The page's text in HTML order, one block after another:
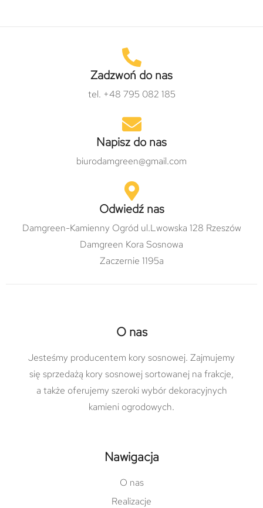
Zadzwoń do nas
tel. +48 795 082 185
Napisz do nas
biurodamgreen@gmail.com
Odwiedź nas
Damgreen-Kamienny Ogród ul.Lwowska 128 Rzeszów
Damgreen Kora Sosnowa
Zaczernie 1195a
O nas
Jesteśmy producentem kory sosnowej. Zajmujemy
się sprzedażą kory sosnowej sortowanej na frakcje,
a także oferujemy szeroki wybór dekoracyjnych
kamieni ogrodowych.
Nawigacja
O nas
Realizacje